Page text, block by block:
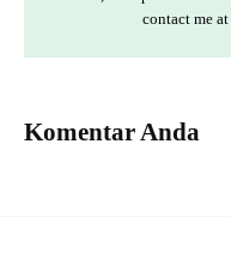
contact me at
Komentar Anda